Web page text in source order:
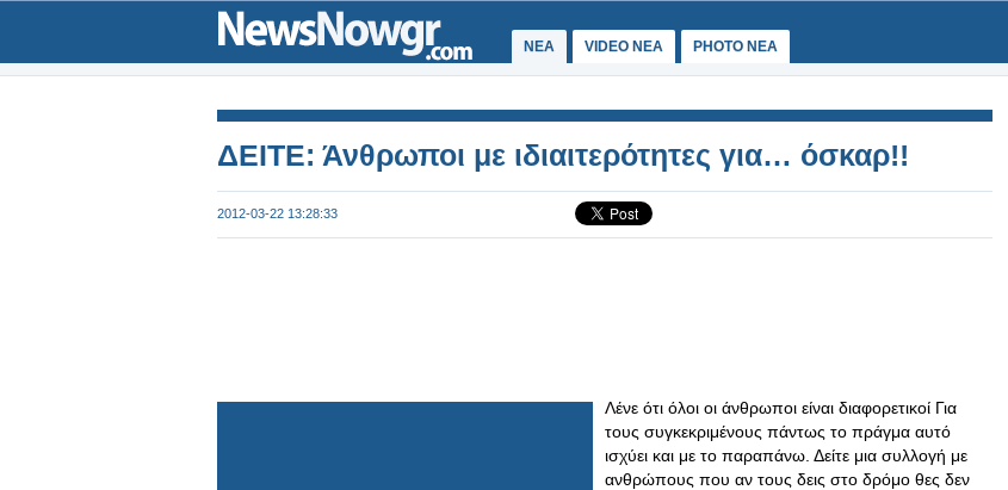
ΝΕΑ VIDEO NEA PHOTO NEA
ΔΕΙΤΕ: Άνθρωποι με ιδιαιτερότητες για… όσκαρ!!
2012-03-22 13:28:33
Λένε ότι όλοι οι άνθρωποι είναι διαφορετικοί Για
τους συγκεκριμένους πάντως το πράγμα αυτό
ισχύει και με το παραπάνω. Δείτε μια συλλογή με
ανθρώπους που αν τους δεις στο δρόμο θες δεν